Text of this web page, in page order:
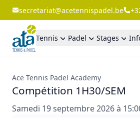
secretariat@acetennispadel.be
Tennis Padel Stages
Ace Tennis Padel Academy
Compétition 1H30/SEM
Samedi 19 septembre 2026 à